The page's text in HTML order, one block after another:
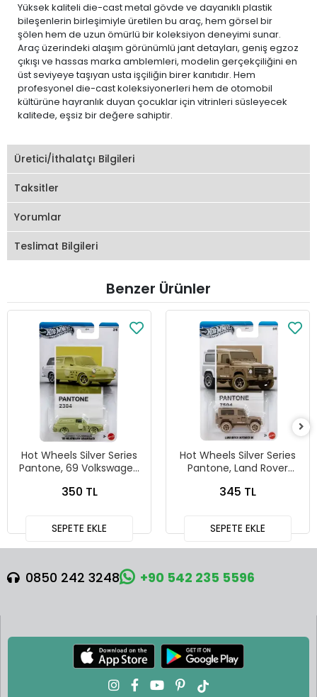
Yüksek kaliteli die-cast metal gövde ve dayanıklı plastik
bileşenlerin birleşimiyle üretilen bu araç, hem görsel bir
şölen hem de uzun ömürlü bir koleksiyon deneyimi sunar.
Araç üzerindeki alaşım görünümlü jant detayları, geniş egzoz
çıkışı ve hassas marka amblemleri, modelin gerçekçiliğini en
üst seviyeye taşıyan usta işçiliğin birer kanıtıdır. Hem
profesyonel die-cast koleksiyonerleri hem de otomobil
kültürüne hayranlık duyan çocuklar için vitrinleri süsleyecek
kalitede, eşsiz bir değere sahiptir.
Üretici/İthalatçı Bilgileri
Taksitler
Yorumlar
Teslimat Bilgileri
Benzer Ürünler
Hot Wheels Silver Series
Pantone, 69 Volkswagen
350 TL
SEPETE EKLE
Hot Wheels Silver Series
Pantone, Land Rover
345 TL
SEPETE EKLE
0850 242 3248 +90 542 235 5596